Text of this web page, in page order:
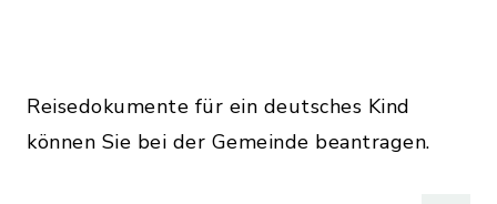
Reisedokumente für ein deutsches Kind
können Sie bei der Gemeinde beantragen.